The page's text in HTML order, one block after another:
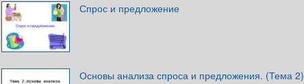
Спрос и предложение
Основы анализа спроса и предложения. (Тема 2)